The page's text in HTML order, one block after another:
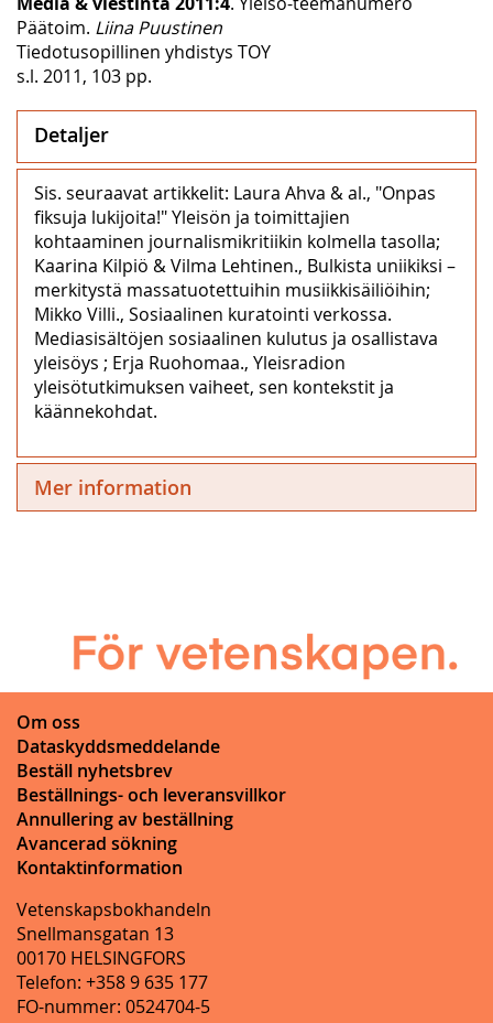
Päätoim. Liina Puustinen
Tiedotusopillinen yhdistys TOY
s.l. 2011, 103 pp.
Detaljer
Sis. seuraavat artikkelit: Laura Ahva & al., "Onpas
fiksuja lukijoita!" Yleisön ja toimittajien
kohtaaminen journalismikritiikin kolmella tasolla;
Kaarina Kilpiö & Vilma Lehtinen., Bulkista uniikiksi –
merkitystä massatuotettuihin musiikkisäiliöihin;
Mikko Villi., Sosiaalinen kuratointi verkossa.
Mediasisältöjen sosiaalinen kulutus ja osallistava
yleisöys ; Erja Ruohomaa., Yleisradion
yleisötutkimuksen vaiheet, sen kontekstit ja
käännekohdat.
Mer information
Om oss
Dataskyddsmeddelande
Beställ nyhetsbrev
Beställnings- och leveransvillkor
Annullering av beställning
Avancerad sökning
Kontaktinformation
Vetenskapsbokhandeln
Snellmansgatan 13
00170 HELSINGFORS
Telefon: +358 9 635 177
FO-nummer: 0524704-5